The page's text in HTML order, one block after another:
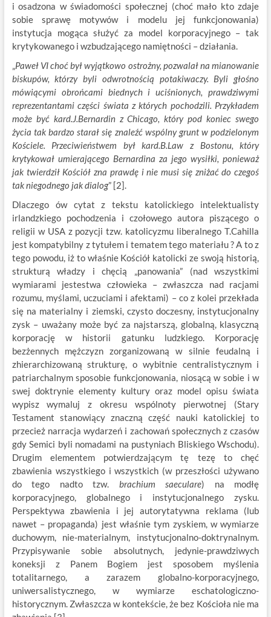
i osadzona w świadomości społecznej (choć mało kto zdaje
sobie sprawę motywów i modelu jej funkcjonowania)
instytucja mogąca służyć za model korporacyjnego – tak
krytykowanego i wzbudzającego namiętności – działania.
„Paweł VI choć był wyjątkowo ostrożny, pozwalał na mianowanie
biskupów, którzy byli odwrotnością potakiwaczy. Byli głośno
mówiącymi obrońcami biednych i uciśnionych, prawdziwymi
reprezentantami części świata z których pochodzili. Przykładem
może być kard.J.Bernardin z Chicago, który pod koniec swego
życia tak bardzo starał się znaleźć wspólny grunt w podzielonym
Kościele. Przeciwieństwem był kard.B.Law z Bostonu, który
krytykował umierającego Bernardina za jego wysiłki, ponieważ
jak twierdził Kościół zna prawdę i nie musi się zniżać do czegoś
tak niegodnego jak dialog” [2].
Dlaczego ów cytat z tekstu katolickiego intelektualisty
irlandzkiego pochodzenia i czołowego autora piszącego o
religii w USA z pozycji tzw. katolicyzmu liberalnego T.Cahilla
jest kompatybilny z tytułem i tematem tego materiału ? A to z
tego powodu, iż to właśnie Kościół katolicki ze swoją historią,
strukturą władzy i chęcią „panowania” (nad wszystkimi
wymiarami jestestwa człowieka – zwłaszcza nad racjami
rozumu, myślami, uczuciami i afektami) – co z kolei przekłada
się na materialny i ziemski, czysto doczesny, instytucjonalny
zysk – uważany może być za najstarszą, globalną, klasyczną
korporację w historii gatunku ludzkiego. Korporację
bezżennych mężczyzn zorganizowaną w silnie feudalną i
zhierarchizowaną strukturę, o wybitnie centralistycznym i
patriarchalnym sposobie funkcjonowania, niosącą w sobie i w
swej doktrynie elementy kultury oraz model opisu świata
wypisz wymaluj z okresu wspólnoty pierwotnej (Stary
Testament stanowiący znaczną część nauki katolickiej to
przecież narracja wydarzeń i zachowań społecznych z czasów
gdy Semici byli nomadami na pustyniach Bliskiego Wschodu).
Drugim elementem potwierdzającym tę tezę to chęć
zbawienia wszystkiego i wszystkich (w przeszłości używano
do tego nadto tzw. brachium saeculare) na modłę
korporacyjnego, globalnego i instytucjonalnego zysku.
Perspektywa zbawienia i jej autorytatywna reklama (lub
nawet – propaganda) jest właśnie tym zyskiem, w wymiarze
duchowym, nie-materialnym, instytucjonalno-doktrynalnym.
Przypisywanie sobie absolutnych, jedynie-prawdziwych
koneksji z Panem Bogiem jest sposobem myślenia
totalitarnego, a zarazem globalno-korporacyjnego,
uniwersalistycznego, w wymiarze eschatologiczno-
historycznym. Zwłaszcza w kontekście, że bez Kościoła nie ma